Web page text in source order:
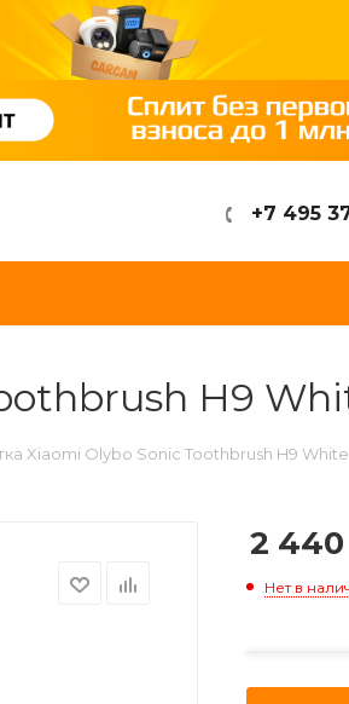
+7 495
H9
Xiaomi Olybo Sonic Toothbrush H9 White
2 440
Нет в